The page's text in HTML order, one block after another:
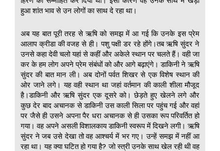
हुआ शांत भाव से उन लोगों का साथ दे रहा था।
अब यह बात पूरी तरह से ऋषि को समझ में आ गई कि उनके इस प्रेम
आलाप क्रीडा की वजह से ही। पशु पक्षी डर रहे होंगे।तब ऋषि सुंदर ने
उनसे कहा देवी चलो यहां से कहीं और अकेले स्थान पर चलते हैं। वही जा
कर के हम लोग अपने प्रेम संबंधों को और आगे बढ़ाएंगे। डाकिनी ने ऋषि
सुंदर की बात मान ली। अब दोनों पर्वत शिखर से एक विशेष स्थान की
ओर जाने लगे। यह वही स्थान था जहां वर्तमान की काली शीला मौजूद
है।डाकिनी और ऋषि सुंदर एक दूसरे को। छेड़ते हुए खेलने लगे और
कुछ देर बाद अचानक से डाकिनी उस काली सिला पर पहुंच गई और वहां
पर जैसे ही उसने अपना पैर धरा अचानक से ही उसका रूप परिवर्तित हो
गया। वह अपने असली विशालकाय डाकिनी स्वरूप में दिखने लगी। ऋषि
सुंदर ने जब उसे देखा तो वह आश्चर्य में भर गए। उन्हें समझ में नहीं आ
रहा था। यह क्या घटित हो गया है? जो स्त्री उनके साथ खेल रही थी वह